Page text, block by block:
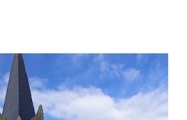
korizni akkor is lehet, minden
vagy Eplény. Sűrű
megnyugtató amikor az ember